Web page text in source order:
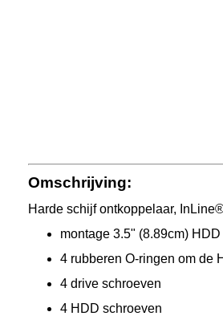
Omschrijving:
Harde schijf ontkoppelaar,
montage 3.5" (8.89cm)
4 rubberen O-ringen om de
4 drive schroeven
4 HDD schroeven